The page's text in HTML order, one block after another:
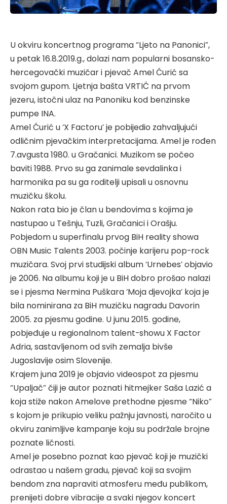
U okviru koncertnog programa “Ljeto na Panonici”,
u petak 16.8.2019.g., dolazi nam popularni bosansko-
hercegovački muzičar i pjevač Amel Ćurić sa
svojom gupom. Ljetnja bašta VRTIĆ na prvom
jezeru, istočni ulaz na Panoniku kod benzinske
pumpe INA.
Amel Ćurić u ‘X Factoru’ je pobijedio zahvaljujući
odličnim pjevačkim interpretacijama. Amel je rođen
7.avgusta 1980. u Gračanici. Muzikom se počeo
baviti 1988. Prvo su ga zanimale sevdalinka i
harmonika pa su ga roditelji upisali u osnovnu
muzičku školu.
Nakon rata bio je član u bendovima s kojima je
nastupao u Tešnju, Tuzli, Gračanici i Orašju.
Pobjedom u superfinalu prvog BiH reality showa
OBN Music Talents 2003. počinje karijeru pop-rock
muzičara. Svoj prvi studijski album ‘Urnebes’ objavio
je 2006. Na albumu koji je u BiH dobro prošao nalazi
se i pjesma Nermina Puškara ‘Moja djevojka’ koja je
bila nominirana za BiH muzičku nagradu Davorin
2005. za pjesmu godine. U junu 2015. godine,
pobjeđuje u regionalnom talent-showu X Factor
Adria, sastavljenom od svih zemalja bivše
Jugoslavije osim Slovenije.
Krajem juna 2019 je objavio videospot za pjesmu
“Upaljač” čiji je autor poznati hitmejker Saša Lazić a
koja stiže nakon Amelove prethodne pjesme “Niko”
s kojom je prikupio veliku pažnju javnosti, naročito u
okviru zanimljive kampanje koju su podržale brojne
poznate ličnosti.
Amel je posebno poznat kao pjevač koji je muzički
odrastao u našem gradu, pjevač koji sa svojim
bendom zna napraviti atmosferu među publikom,
prenijeti dobre vibracije a svaki njegov koncert